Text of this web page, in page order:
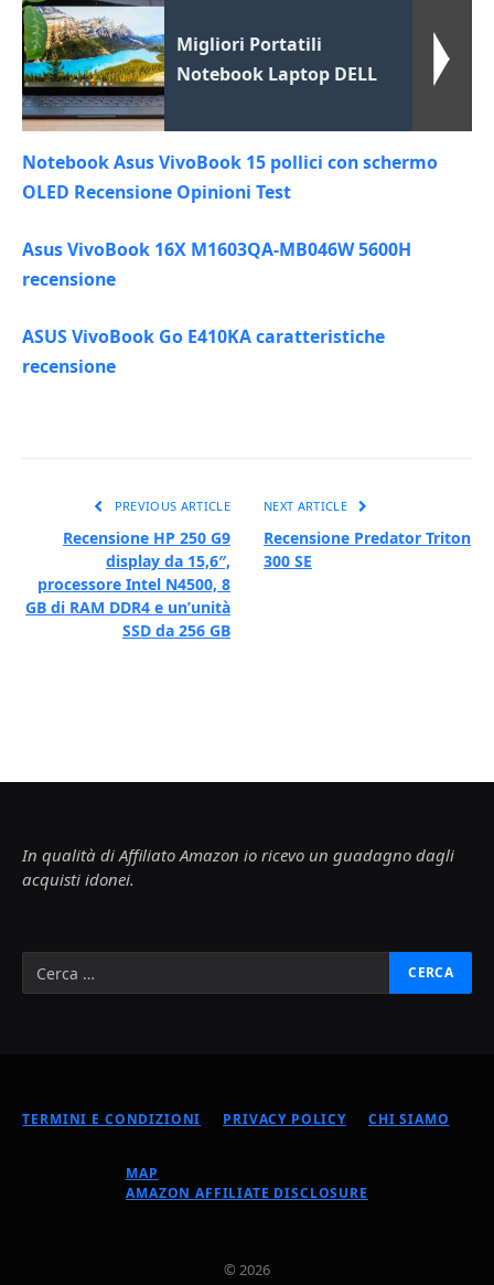
Migliori Portatili
Notebook Laptop DELL
Notebook Asus VivoBook 15 pollici con schermo
OLED Recensione Opinioni Test
Asus VivoBook 16X M1603QA-MB046W 5600H
recensione
ASUS VivoBook Go E410KA caratteristiche
recensione
PREVIOUS ARTICLE
Recensione HP 250 G9
display da 15,6″,
processore Intel N4500, 8
GB di RAM DDR4 e un’unità
SSD da 256 GB
NEXT ARTICLE
Recensione Predator Triton
300 SE
In qualità di Affiliato Amazon io ricevo un guadagno dagli
acquisti idonei.
TERMINI E CONDIZIONI PRIVACY POLICY CHI SIAMO
MAP
AMAZON AFFILIATE DISCLOSURE
© 2026